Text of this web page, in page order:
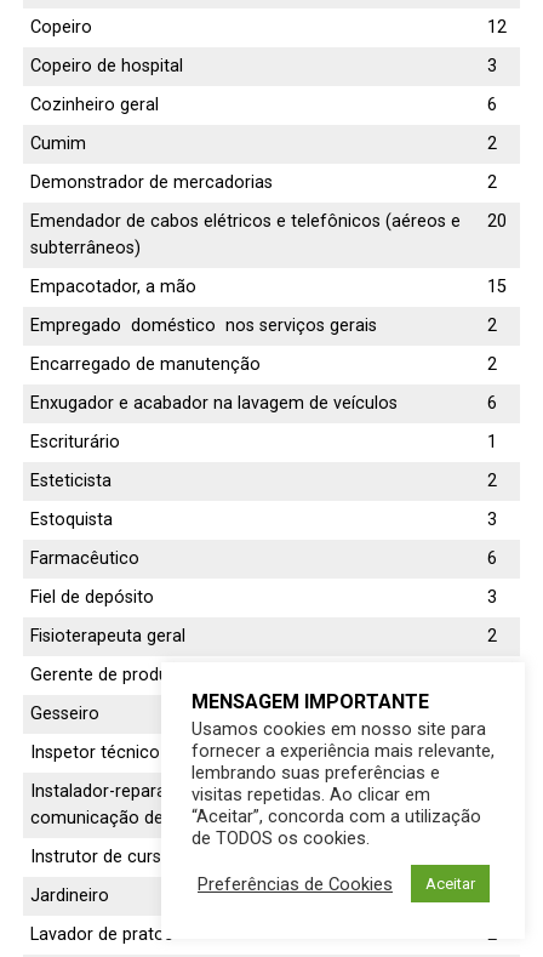
Copeiro
12
Copeiro de hospital
3
Cozinheiro geral
6
Cumim
2
Demonstrador de mercadorias
2
Emendador de cabos elétricos e telefônicos (aéreos e
subterrâneos)
20
Empacotador, a mão
15
Empregado doméstico nos serviços gerais
2
Encarregado de manutenção
2
Enxugador e acabador na lavagem de veículos
6
Escriturário
1
Esteticista
2
Estoquista
3
Farmacêutico
6
Fiel de depósito
3
Fisioterapeuta geral
2
Gerente de produção e operações
Gesseiro
Inspetor técnico de qualidade
1
Instalador-reparador de redes telefônicas e de
comunicação de dados
Instrutor de cursos livres
Jardineiro
Lavador de pratos
2
MENSAGEM IMPORTANTE
Usamos cookies em nosso site para
fornecer a experiência mais relevante,
lembrando suas preferências e
visitas repetidas. Ao clicar em
“Aceitar”, concorda com a utilização
de TODOS os cookies.
Preferências de Cookies Aceitar